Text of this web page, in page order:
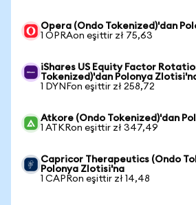
Opera (Ondo Tokenized)'dan
1 OPRAon eşittir zł 75,63
iShares US Equity Factor
Tokenized)'dan Polonya
1 DYNFon eşittir zł 258,72
Atkore (Ondo Tokenized)'dan
1 ATKRon eşittir zł 347,49
Capricor Therapeutics (Ondo
Polonya Zlotisi'na
1 CAPRon eşittir zł 14,48